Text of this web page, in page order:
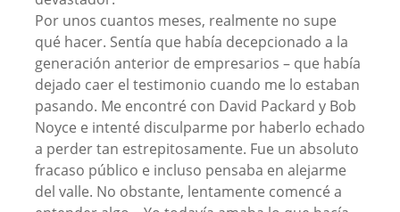
Por unos cuantos meses, realmente no supe
qué hacer. Sentía que había decepcionado a la
generación anterior de empresarios – que había
dejado caer el testimonio cuando me lo estaban
pasando. Me encontré con David Packard y Bob
Noyce e intenté disculparme por haberlo echado
a perder tan estrepitosamente. Fue un absoluto
fracaso público e incluso pensaba en alejarme
del valle. No obstante, lentamente comencé a